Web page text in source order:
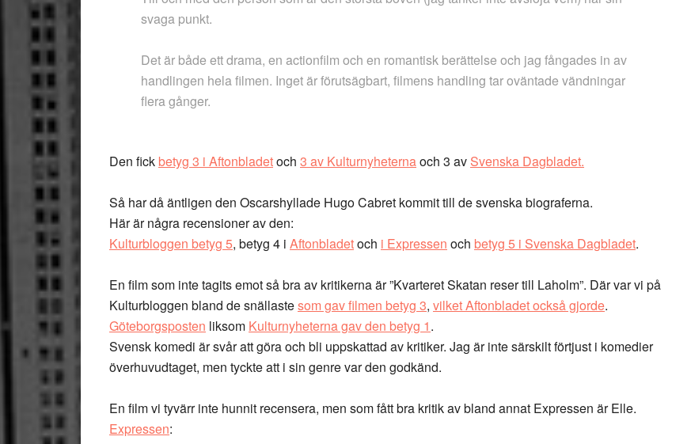
svaga punkt.
Det är både ett drama, en actionfilm och en romantisk berättelse och jag fångades in av
handlingen hela filmen. Inget är förutsägbart, filmens handling tar oväntade vändningar
flera gånger.
Den fick betyg 3 i Aftonbladetoch 3 av Kulturnyheternaoch 3 av Svenska Dagbladet.
Så har då äntligen den Oscarshyllade Hugo Cabret kommit till de svenska biograferna.
Här är några recensioner av den:
Kulturbloggen betyg 5, betyg 4 i Aftonbladetoch i Expressen och betyg 5 i Svenska Dagbladet.
En film som inte tagits emot så bra av kritikerna är ”Kvarteret Skatan reser till Laholm”. Där var vi på
Kulturbloggen bland de snällastesom gav filmen betyg 3, vilket Aftonbladet också gjorde.
Göteborgsposten liksom Kulturnyheterna gav den betyg 1.
Svensk komedi är svår att göra och bli uppskattad av kritiker. Jag är inte särskilt förtjust i komedier
överhuvudtaget, men tyckte att i sin genre var den godkänd.
En film vi tyvärr inte hunnit recensera, men som fått bra kritik av bland annat Expressen är Elle.
Expressen: